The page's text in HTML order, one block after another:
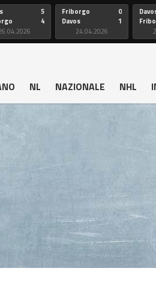
5
4
Friborgo
Davos
0
1
24.04.2026
NL NAZIONALE NHL